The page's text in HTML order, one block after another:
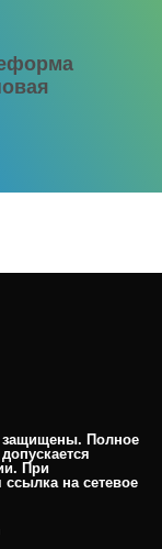
защищены. Полное
При
на сетевое